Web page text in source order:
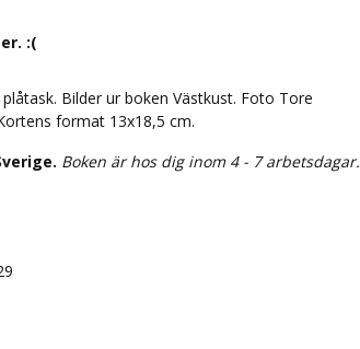
:(
Bilder ur boken Västkust. Foto Tore
format 13x18,5 cm.
Boken är hos dig inom 4 - 7 arbetsdagar.